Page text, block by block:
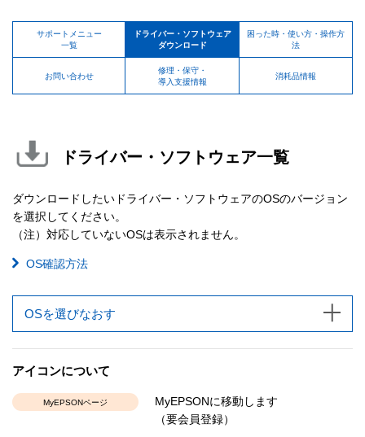
サポートメニュー
一覧
ドライバー・ソフトウェア
ダウンロード
困った時・使い方・操作方
法
お問い合わせ
修理・保守・
導入支援情報
消耗品情報
ドライバー・ソフトウェア一覧
ダウンロードしたいドライバー・ソフトウェアのOSのバージョン
を選択してください。
（注）対応していないOSは表示されません。
OS確認方法
OSを選びなおす
アイコンについて
MyEPSONページ
MyEPSONに移動します
（要会員登録）